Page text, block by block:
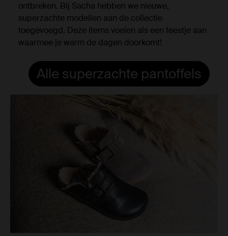
ontbreken. Bij Sacha hebben we nieuwe,
superzachte modellen aan de collectie
toegevoegd. Deze items voelen als een feestje aan
waarmee je warm de dagen doorkomt!
Alle superzachte pantoffels